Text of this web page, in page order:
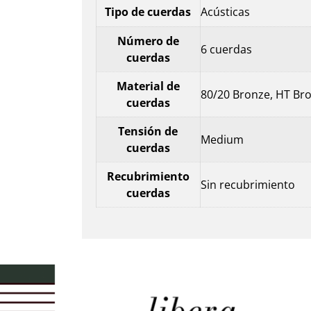
Tipo de cuerdas
Acústicas
Número de
cuerdas
6 cuerdas
Material de
cuerdas
80/20 Bronze, HT
Tensión de
cuerdas
Medium
Recubrimiento
cuerdas
Sin recubrimiento